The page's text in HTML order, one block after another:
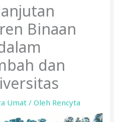
Binaan
dan
Umat/ Oleh Rencyta